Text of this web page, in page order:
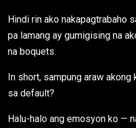
Hindi rin ako nakapagtrabaho
pa lamang ay gumigising na
na boquets.
In short, sampung araw
sa default?
Halu-halo ang emosyon ko —